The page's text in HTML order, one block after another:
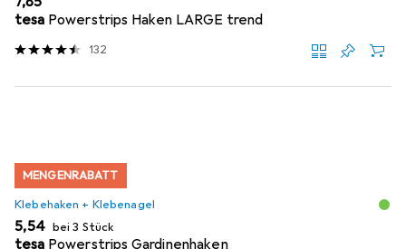
tesa Powerstrips Haken LARGE trend
132
MENGENRABATT
Klebehaken + Klebenagel
EUR
5,54 bei 3 Stück
tesa Powerstrips Gardinenhaken